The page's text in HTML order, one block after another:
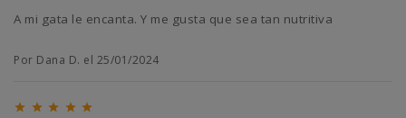
A mi gata le encanta. Y me gusta que sea tan nutritiva
Por Dana D. el 25/01/2024
    